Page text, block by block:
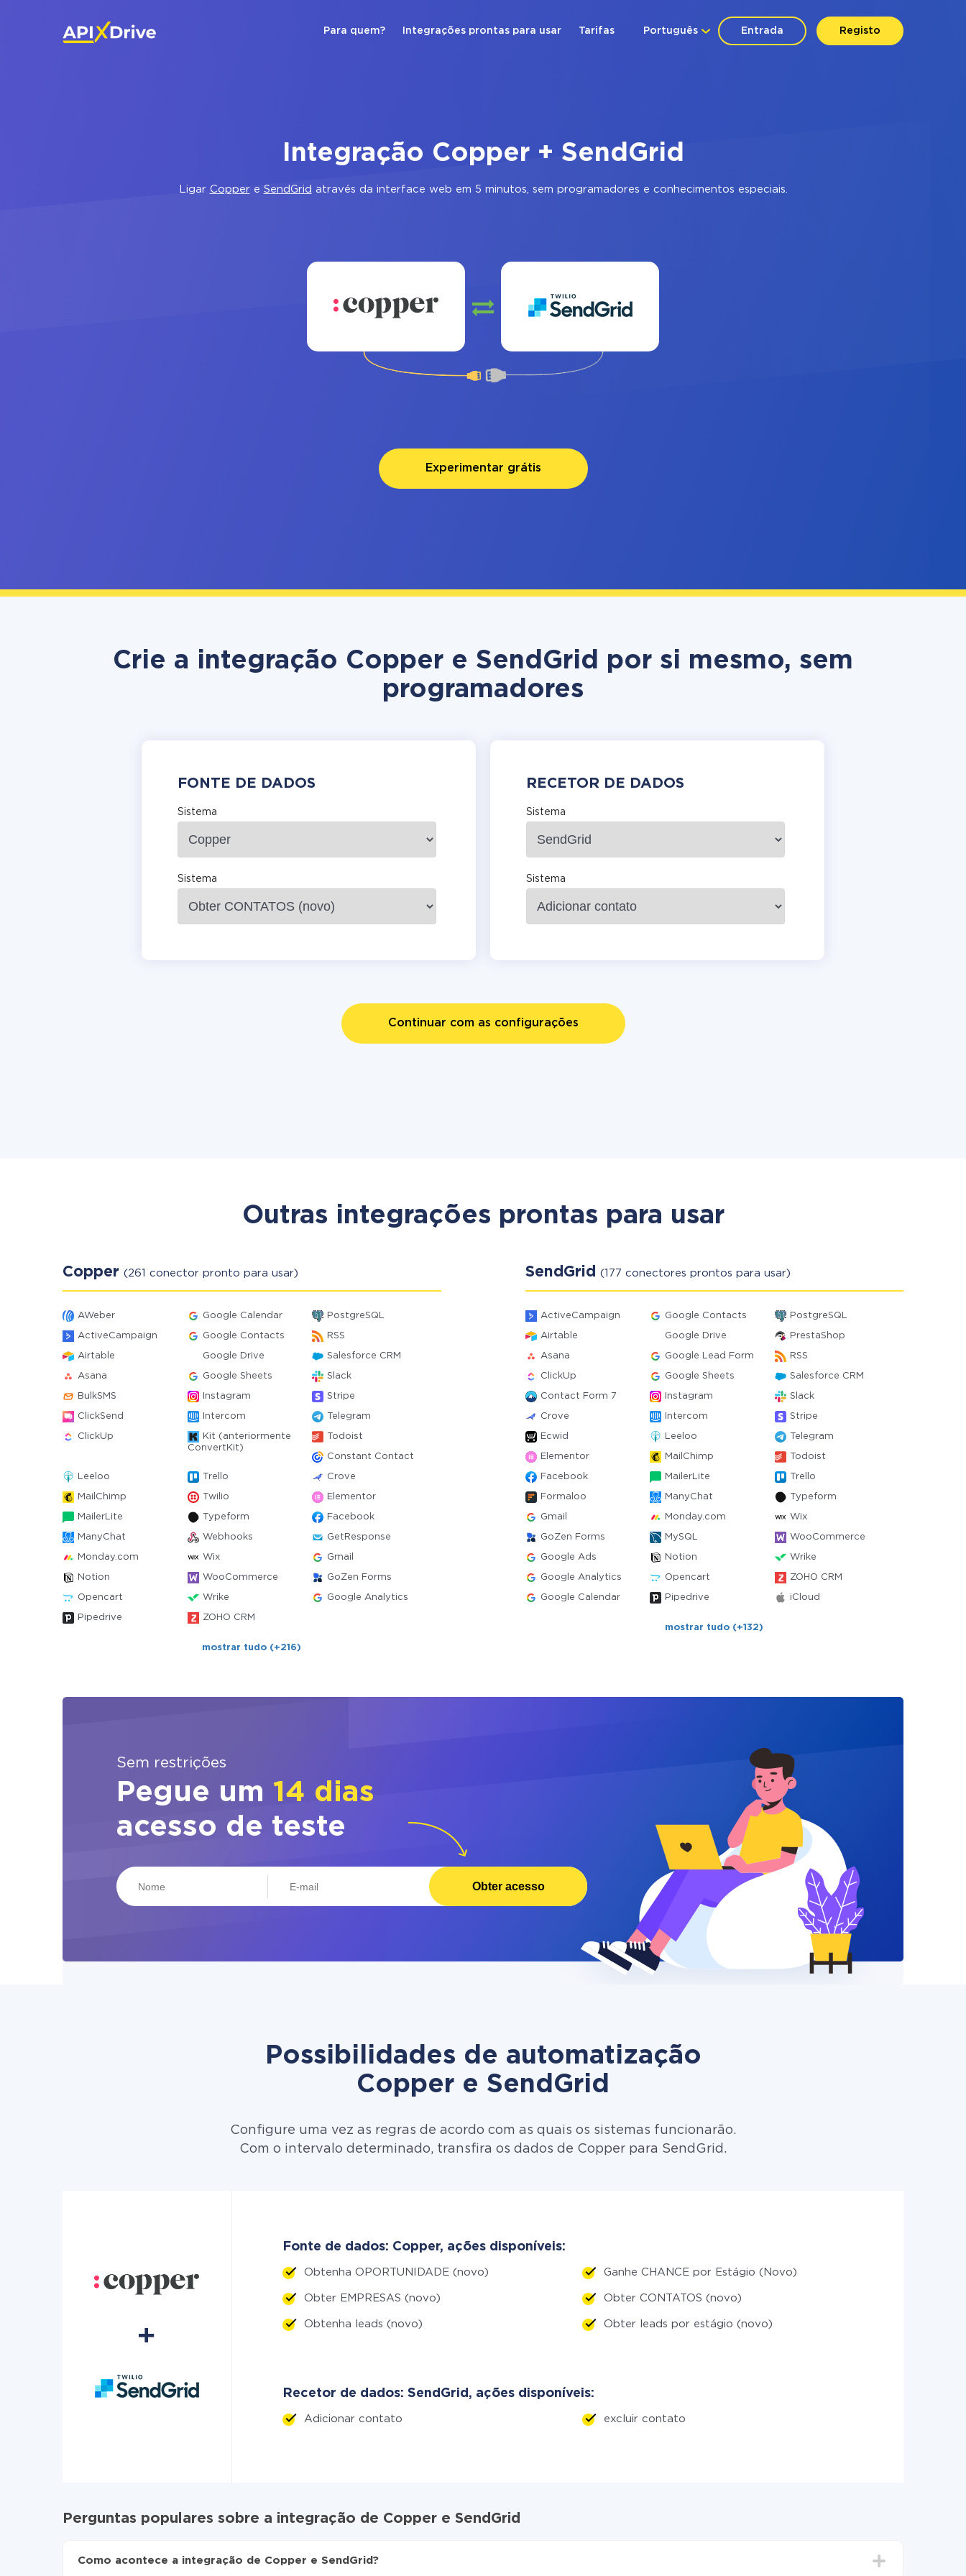
Entrada Registo
Português
Para quem? Integrações prontas para usar Tarifas
Integração Copper + SendGrid
Ligar Coppere SendGrid através da interface web em 5 minutos, sem programadores e conhecimentos especiais.
Experimentar grátis
Crie a integração Copper e SendGrid por si mesmo, sem
programadores
FONTE DE DADOS
Sistema
Sistema
RECETOR DE DADOS
Sistema
Sistema
Continuar com as configurações
Outras integrações prontas para usar
Copper (261 conector pronto para usar)
AWeber Google Calendar PostgreSQL
ActiveCampaign Google Contacts RSS
Airtable Google Drive Salesforce CRM
Asana Google Sheets Slack
BulkSMS Instagram Stripe
ClickSend Intercom Telegram
ClickUp
Kit (anteriormente
ConvertKit)
Todoist
Constant Contact
Leeloo Trello Crove
MailChimp Twilio Elementor
MailerLite Typeform Facebook
ManyChat Webhooks GetResponse
Monday.com Wix Gmail
Notion WooCommerce GoZen Forms
Opencart Wrike Google Analytics
Pipedrive ZOHO CRM
mostrar tudo (+216)
SendGrid (177 conectores prontos para usar)
ActiveCampaign Google Contacts PostgreSQL
Airtable Google Drive PrestaShop
Asana Google Lead Form RSS
ClickUp Google Sheets Salesforce CRM
Contact Form 7 Instagram Slack
Crove Intercom Stripe
Ecwid Leeloo Telegram
Elementor MailChimp Todoist
Facebook MailerLite Trello
Formaloo ManyChat Typeform
Gmail Monday.com Wix
GoZen Forms MySQL WooCommerce
Google Ads Notion Wrike
Google Analytics Opencart ZOHO CRM
Google Calendar Pipedrive iCloud
mostrar tudo (+132)
Sem restrições
Pegue um 14 dias
acesso de teste
Obter acesso
Possibilidades de automatização
Copper e SendGrid
Configure uma vez as regras de acordo com as quais os sistemas funcionarão.
Com o intervalo determinado, transfira os dados de Copper para SendGrid.
Fonte de dados: Copper, ações disponíveis:
Obtenha OPORTUNIDADE (novo) Ganhe CHANCE por Estágio (Novo)
Obter EMPRESAS (novo) Obter CONTATOS (novo)
Obtenha leads (novo) Obter leads por estágio (novo)
Recetor de dados: SendGrid, ações disponíveis:
Adicionar contato excluir contato
Perguntas populares sobre a integração de Copper e SendGrid
Como acontece a integração de Copper e SendGrid?